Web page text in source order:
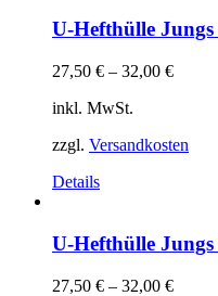
U-Hefthülle Jungs
27,50 € – 32,00 €
inkl. MwSt.
zzgl. Versandkosten
Details
U-Hefthülle Jungs
27,50 € – 32,00 €